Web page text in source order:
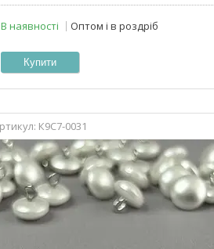
В наявності Оптом і в роздріб
Купити
К9С7-0031